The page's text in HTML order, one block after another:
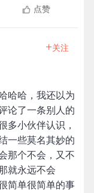
点赞
+关注
哈哈，我还以为
论了一条别人的
多小伙伴认识，
一些莫名其妙的
那个不会，又不
就永远不会
简单很简单的事